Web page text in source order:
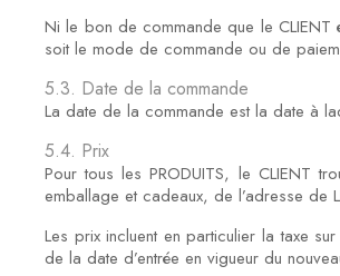
Ni le bon de commande que le CLIENT
soit le mode de commande ou de
5.3. Date de la commande
La date de la commande est la date à
5.4. Prix
Pour tous les PRODUITS, le CLIENT
emballage et cadeaux, de l’adresse de
Les prix incluent en particulier la taxe
de la date d’entrée en vigueur du